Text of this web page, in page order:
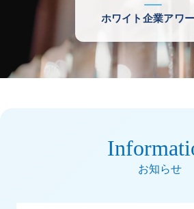
ホワイト企業アワ
お知らせ